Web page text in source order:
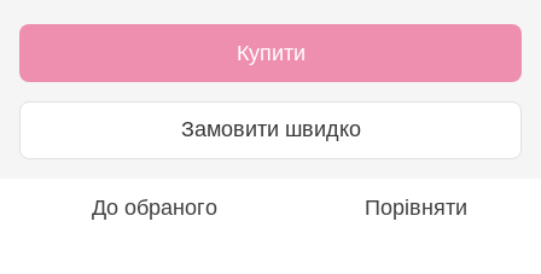
Купити
Замовити швидко
До обраного Порівняти